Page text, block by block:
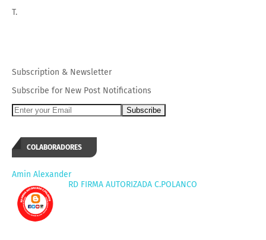
T.
Subscription & Newsletter
Subscribe for New Post Notifications
COLABORADORES
Amin Alexander
RD FIRMA AUTORIZADA C.POLANCO